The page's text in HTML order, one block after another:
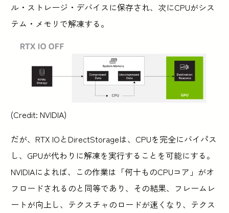
ル・ストレージ・デバイスに保存され、次にCPUがシス
テム・メモリで解凍する。
(Credit: NVIDIA)
だが、RTX IOとDirectStorageは、CPUを完全にバイパス
し、GPUが代わりに解凍を実行することを可能にする。
NVIDIAによれば、この作業は「何十ものCPUコア」がオ
フロードされるのと同等であり、その結果、フレームレ
ートが向上し、テクスチャのロードが速くなり、テクス